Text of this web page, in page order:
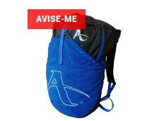
AVISE-ME